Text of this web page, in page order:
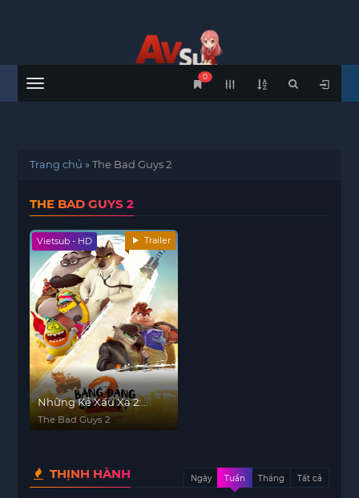
Menu
0
Trang chủ »The Bad Guys 2
THE BAD GUYS 2
Vietsub - HD Trailer
Những Kẻ Xấu Xa 2:
Băng Đảng Quái Kiệt
The Bad Guys 2
THỊNH HÀNH Ngày Tuần Tháng Tất cả